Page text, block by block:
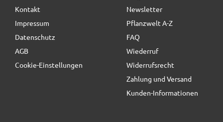
25,90 € *
Kontakt
Impressum
Datenschutz
AGB
Cookie-Einstellungen
Newsletter
Pflanzwelt A-Z
FAQ
Wiederruf
Widerrufsrecht
Zahlung und Versand
Kunden-Informationen